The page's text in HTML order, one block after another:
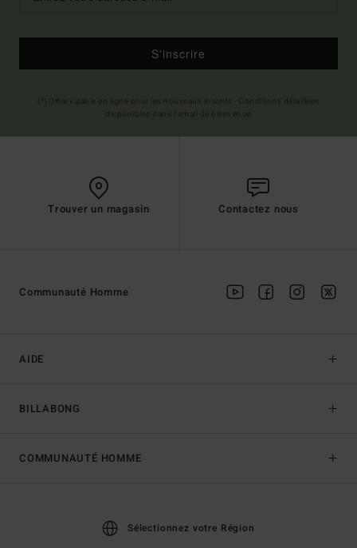
S'inscrire
Trouver un magasin Contactez nous
AIDE
BILLABONG
Communauté Homme
COMMUNAUTÉ HOMME
Sélectionnez votre Région